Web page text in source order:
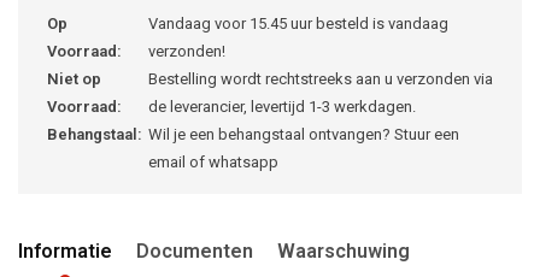
Op
Voorraad:
Vandaag voor 15.45 uur besteld is vandaag
verzonden!
Niet op
Voorraad:
Bestelling wordt rechtstreeks aan u verzonden via
de leverancier, levertijd 1-3 werkdagen.
Behangstaal: Wil je een behangstaal ontvangen? Stuur een
email of whatsapp
Informatie Documenten Waarschuwing